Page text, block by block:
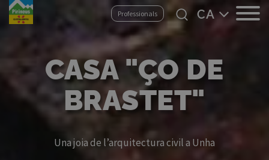
Vés
Professionals
Select
your
CASA "ÇO DE
BRASTET"
Una joia de l’arquitectura civil a Unha